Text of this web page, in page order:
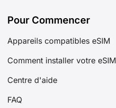
Pour Commencer
Appareils compatibles eSIM
Comment installer votre eSIM
Centre d'aide
FAQ